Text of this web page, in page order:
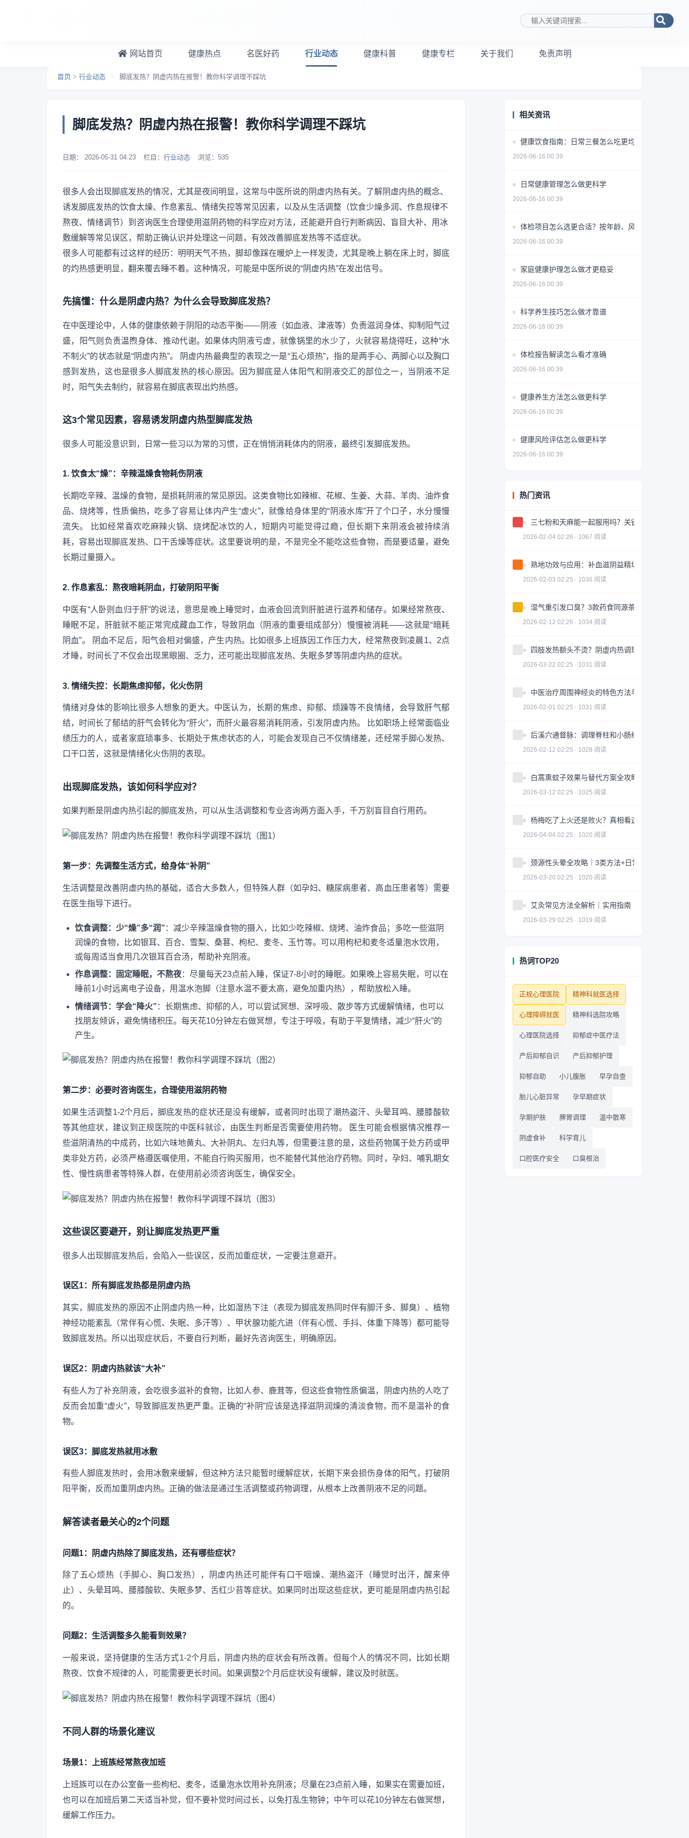
搜索关键词
网站首页 健康热点 名医好药 行业动态 健康科普 健康专栏 关于我们 免责声明
首页 > 行业动态 > 脚底发热？阴虚内热在报警！教你科学调理不踩坑
脚底发热？阴虚内热在报警！教你科学调理不踩坑
日期： 2026-05-31 04:23 栏目： 行业动态 浏览： 535
很多人会出现脚底发热的情况，尤其是夜间明显，这常与中医所说的阴虚内热有关。了解阴虚内热的概念、
诱发脚底发热的饮食太燥、作息紊乱、情绪失控等常见因素，以及从生活调整（饮食少燥多润、作息规律不
熬夜、情绪调节）到咨询医生合理使用滋阴药物的科学应对方法，还能避开自行判断病因、盲目大补、用冰
敷缓解等常见误区，帮助正确认识并处理这一问题，有效改善脚底发热等不适症状。
很多人可能都有过这样的经历：明明天气不热，脚却像踩在暖炉上一样发烫，尤其是晚上躺在床上时，脚底
的灼热感更明显，翻来覆去睡不着。这种情况，可能是中医所说的“阴虚内热”在发出信号。
先搞懂：什么是阴虚内热？为什么会导致脚底发热？
在中医理论中，人体的健康依赖于阴阳的动态平衡——阴液（如血液、津液等）负责滋润身体、抑制阳气过
盛，阳气则负责温煦身体、推动代谢。如果体内阴液亏虚，就像锅里的水少了，火就容易烧得旺，这种“水
不制火”的状态就是“阴虚内热”。 阴虚内热最典型的表现之一是“五心烦热”，指的是两手心、两脚心以及胸口
感到发热，这也是很多人脚底发热的核心原因。因为脚底是人体阳气和阴液交汇的部位之一，当阴液不足
时，阳气失去制约，就容易在脚底表现出灼热感。
这3个常见因素，容易诱发阴虚内热型脚底发热
很多人可能没意识到，日常一些习以为常的习惯，正在悄悄消耗体内的阴液，最终引发脚底发热。
1. 饮食太“燥”：辛辣温燥食物耗伤阴液
长期吃辛辣、温燥的食物，是损耗阴液的常见原因。这类食物比如辣椒、花椒、生姜、大蒜、羊肉、油炸食
品、烧烤等，性质偏热，吃多了容易让体内产生“虚火”，就像给身体里的“阴液水库”开了个口子，水分慢慢
流失。 比如经常喜欢吃麻辣火锅、烧烤配冰饮的人，短期内可能觉得过瘾，但长期下来阴液会被持续消
耗，容易出现脚底发热、口干舌燥等症状。这里要说明的是，不是完全不能吃这些食物，而是要适量，避免
长期过量摄入。
2. 作息紊乱：熬夜暗耗阴血，打破阴阳平衡
中医有“人卧则血归于肝”的说法，意思是晚上睡觉时，血液会回流到肝脏进行滋养和储存。如果经常熬夜、
睡眠不足，肝脏就不能正常完成藏血工作，导致阴血（阴液的重要组成部分）慢慢被消耗——这就是“暗耗
阴血”。 阴血不足后，阳气会相对偏盛，产生内热。比如很多上班族因工作压力大，经常熬夜到凌晨1、2点
才睡，时间长了不仅会出现黑眼圈、乏力，还可能出现脚底发热、失眠多梦等阴虚内热的症状。
3. 情绪失控：长期焦虑抑郁，化火伤阴
情绪对身体的影响比很多人想象的更大。中医认为，长期的焦虑、抑郁、烦躁等不良情绪，会导致肝气郁
结，时间长了郁结的肝气会转化为“肝火”，而肝火最容易消耗阴液，引发阴虚内热。 比如职场上经常面临业
绩压力的人，或者家庭琐事多、长期处于焦虑状态的人，可能会发现自己不仅情绪差，还经常手脚心发热、
口干口苦，这就是情绪化火伤阴的表现。
出现脚底发热，该如何科学应对？
如果判断是阴虚内热引起的脚底发热，可以从生活调整和专业咨询两方面入手，千万别盲目自行用药。
第一步：先调整生活方式，给身体“补阴”
生活调整是改善阴虚内热的基础，适合大多数人，但特殊人群（如孕妇、糖尿病患者、高血压患者等）需要
在医生指导下进行。
饮食调整：少“燥”多“润” ：减少辛辣温燥食物的摄入，比如少吃辣椒、烧烤、油炸食品；多吃一些滋阴
润燥的食物，比如银耳、百合、雪梨、桑葚、枸杞、麦冬、玉竹等。可以用枸杞和麦冬适量泡水饮用，
或每周适当食用几次银耳百合汤，帮助补充阴液。
作息调整：固定睡眠，不熬夜：尽量每天23点前入睡，保证7-8小时的睡眠。如果晚上容易失眠，可以在
睡前1小时远离电子设备，用温水泡脚（注意水温不要太高，避免加重内热），帮助放松入睡。
情绪调节：学会“降火” ：长期焦虑、抑郁的人，可以尝试冥想、深呼吸、散步等方式缓解情绪，也可以
找朋友倾诉，避免情绪积压。每天花10分钟左右做冥想，专注于呼吸，有助于平复情绪，减少“肝火”的
产生。
第二步：必要时咨询医生，合理使用滋阴药物
如果生活调整1-2个月后，脚底发热的症状还是没有缓解，或者同时出现了潮热盗汗、头晕耳鸣、腰膝酸软
等其他症状，建议到正规医院的中医科就诊，由医生判断是否需要使用药物。 医生可能会根据情况推荐一
些滋阴清热的中成药，比如六味地黄丸、大补阴丸、左归丸等，但需要注意的是，这些药物属于处方药或甲
类非处方药，必须严格遵医嘱使用，不能自行购买服用，也不能替代其他治疗药物。同时，孕妇、哺乳期女
性、慢性病患者等特殊人群，在使用前必须咨询医生，确保安全。
这些误区要避开，别让脚底发热更严重
很多人出现脚底发热后，会陷入一些误区，反而加重症状，一定要注意避开。
误区1：所有脚底发热都是阴虚内热
其实，脚底发热的原因不止阴虚内热一种，比如湿热下注（表现为脚底发热同时伴有脚汗多、脚臭）、植物
神经功能紊乱（常伴有心慌、失眠、多汗等）、甲状腺功能亢进（伴有心慌、手抖、体重下降等）都可能导
致脚底发热。所以出现症状后，不要自行判断，最好先咨询医生，明确原因。
误区2：阴虚内热就该“大补”
有些人为了补充阴液，会吃很多滋补的食物，比如人参、鹿茸等，但这些食物性质偏温，阴虚内热的人吃了
反而会加重“虚火”，导致脚底发热更严重。正确的“补阴”应该是选择滋阴润燥的清淡食物，而不是温补的食
物。
误区3：脚底发热就用冰敷
有些人脚底发热时，会用冰敷来缓解，但这种方法只能暂时缓解症状，长期下来会损伤身体的阳气，打破阴
阳平衡，反而加重阴虚内热。正确的做法是通过生活调整或药物调理，从根本上改善阴液不足的问题。
解答读者最关心的2个问题
问题1：阴虚内热除了脚底发热，还有哪些症状？
除了五心烦热（手脚心、胸口发热），阴虚内热还可能伴有口干咽燥、潮热盗汗（睡觉时出汗，醒来停
止）、头晕耳鸣、腰膝酸软、失眠多梦、舌红少苔等症状。如果同时出现这些症状，更可能是阴虚内热引起
的。
问题2：生活调整多久能看到效果？
一般来说，坚持健康的生活方式1-2个月后，阴虚内热的症状会有所改善。但每个人的情况不同，比如长期
熬夜、饮食不规律的人，可能需要更长时间。如果调整2个月后症状没有缓解，建议及时就医。
不同人群的场景化建议
场景1：上班族经常熬夜加班
上班族可以在办公室备一些枸杞、麦冬，适量泡水饮用补充阴液；尽量在23点前入睡，如果实在需要加班，
也可以在加班后第二天适当补觉，但不要补觉时间过长，以免打乱生物钟；中午可以花10分钟左右做冥想，
缓解工作压力。
相关资讯
健康饮食指南：日常三餐怎么吃更均衡
2026-06-16 00:39
日常健康管理怎么做更科学
2026-06-16 00:39
体检项目怎么选更合适？按年龄、风险和需求做判断
2026-06-16 00:39
家庭健康护理怎么做才更稳妥
2026-06-16 00:39
科学养生技巧怎么做才靠谱
2026-06-16 00:39
体检报告解读怎么看才准确
2026-06-16 00:39
健康养生方法怎么做更科学
2026-06-16 00:39
健康风险评估怎么做更科学
2026-06-16 00:39
热门资讯
三七粉和天麻能一起服用吗？关键问题解答
2026-02-04 02:26 · 1067 阅读
熟地功效与应用：补血滋阴益精填髓的中药详解
2026-02-03 02:25 · 1036 阅读
湿气重引发口臭？3款药食同源茶饮助你调理
2026-02-12 02:26 · 1034 阅读
四肢发热额头不烫？阴虚内热调理全攻略
2026-03-22 02:25 · 1031 阅读
中医治疗周围神经炎的特色方法与注意事项
2026-02-01 02:25 · 1031 阅读
后溪穴通督脉：调理脊柱和小肠经问题
2026-02-12 02:25 · 1028 阅读
白蒿熏蚊子效果与替代方案全攻略｜科学防蚊指南
2026-03-12 02:25 · 1025 阅读
杨梅吃了上火还是败火？真相看这3点｜食用指南
2026-04-04 02:25 · 1020 阅读
颈源性头晕全攻略｜3类方法+日常调整科学缓解
2026-03-20 02:25 · 1020 阅读
艾灸常见方法全解析｜实用指南
2026-03-29 02:25 · 1019 阅读
热词TOP20
正规心理医院 精神科就医选择
心理障碍就医 精神科选院攻略
心理医院选择 抑郁症中医疗法
产后抑郁自识 产后抑郁护理
抑郁自助 小儿腹胀 早孕自查
胎儿心脏异常 孕早期症状
孕期护肤 脾胃调理 温中散寒
阴虚食补 科学育儿
口腔医疗安全 口臭根治